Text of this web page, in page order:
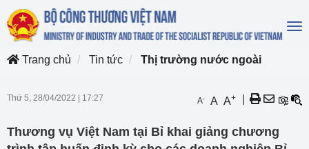
Trang chủ
Tin tức Thị trường nước ngoài
Thứ 5, 28/04/2022 17:27 A- A A+
Thương vụ Việt Nam tại Bỉ khai giảng chương